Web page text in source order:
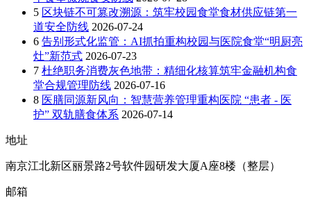
5 区块链不可篡改溯源：筑牢校园食堂食材供应链第一
道安全防线 2026-07-24
6 告别形式化监管：AI抓拍重构校园与医院食堂“明厨亮
灶”新范式 2026-07-23
7 杜绝职务消费灰色地带：精细化核算筑牢金融机构食
堂合规管理防线 2026-07-16
8 医膳同源新风向：智慧营养管理重构医院 “患者 - 医
护” 双轨膳食体系 2026-07-14
地址
南京江北新区丽景路2号软件园研发大厦A座8楼（整层）
邮箱